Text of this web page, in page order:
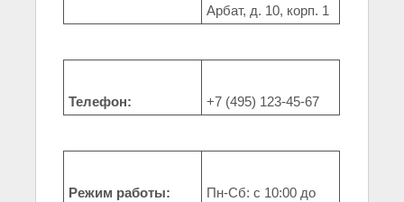
Арбат, д. 10, корп. 1
Телефон: +7 (495) 123-45-67
Режим работы:
Пн-Сб: с 10:00 до